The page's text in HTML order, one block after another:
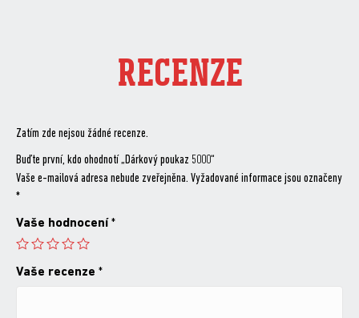
RECENZE
Zatím zde nejsou žádné recenze.
Buďte první, kdo ohodnotí „Dárkový poukaz 5000“
Vaše e-mailová adresa nebude zveřejněna. Vyžadované informace jsou označeny
*
Vaše hodnocení *
Vaše recenze *